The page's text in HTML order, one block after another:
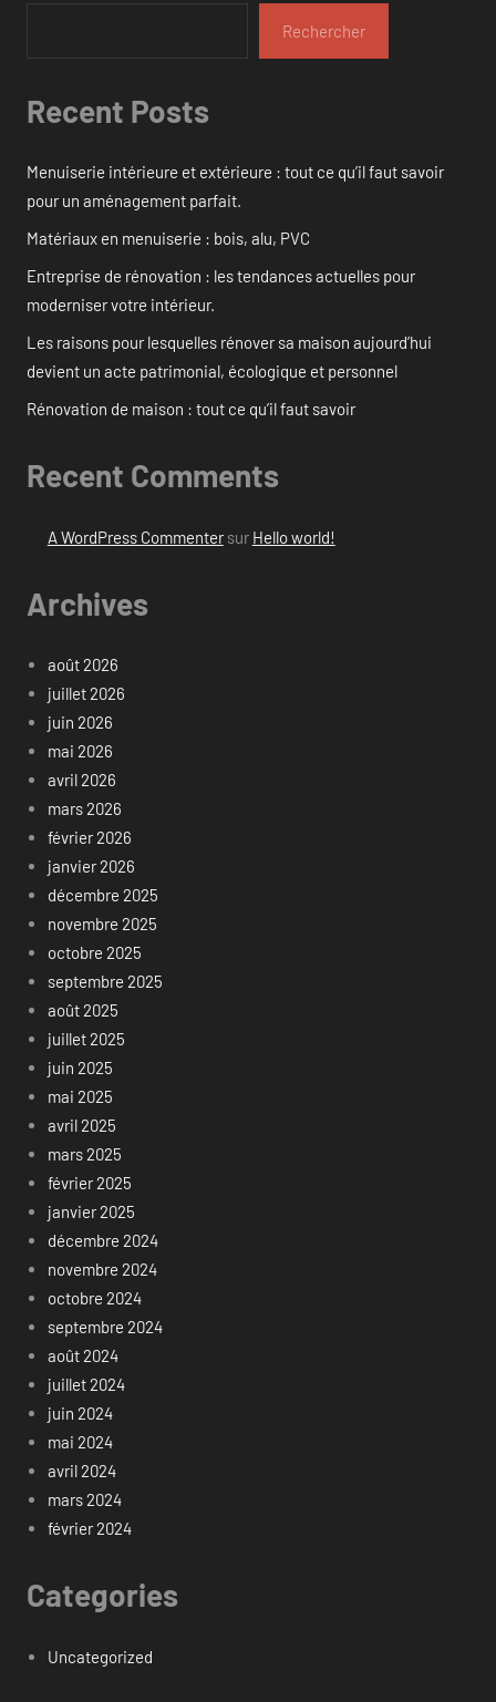
Rechercher
Recent Posts
Menuiserie intérieure et extérieure : tout ce qu’il faut savoir
pour un aménagement parfait.
Matériaux en menuiserie : bois, alu, PVC
Entreprise de rénovation : les tendances actuelles pour
moderniser votre intérieur.
Les raisons pour lesquelles rénover sa maison aujourd’hui
devient un acte patrimonial, écologique et personnel
Rénovation de maison : tout ce qu’il faut savoir
Recent Comments
A WordPress Commentersur Hello world!
Archives
août 2026
juillet 2026
juin 2026
mai 2026
avril 2026
mars 2026
février 2026
janvier 2026
décembre 2025
novembre 2025
octobre 2025
septembre 2025
août 2025
juillet 2025
juin 2025
mai 2025
avril 2025
mars 2025
février 2025
janvier 2025
décembre 2024
novembre 2024
octobre 2024
septembre 2024
août 2024
juillet 2024
juin 2024
mai 2024
avril 2024
mars 2024
février 2024
Categories
Uncategorized